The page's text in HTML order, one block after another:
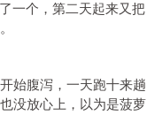
一个，第二天起来又把
始腹泻，一天跑十来趟
没放心上，以为是菠萝